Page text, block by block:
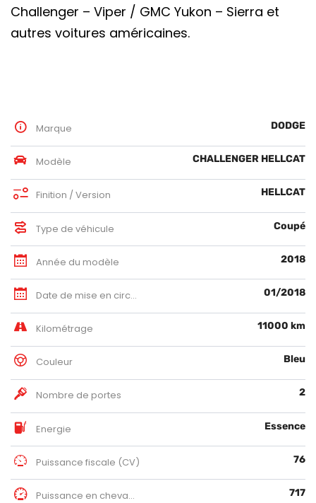
Challenger – Viper / GMC Yukon – Sierra et
autres voitures américaines.
Marque DODGE
Modèle CHALLENGER HELLCAT
Finition / Version HELLCAT
Type de véhicule Coupé
Année du modèle 2018
Date de mise en circulation 01/2018
Kilométrage 11000 km
Couleur Bleu
Nombre de portes 2
Energie Essence
Puissance fiscale (CV) 76
Puissance en chevaux DIN 717